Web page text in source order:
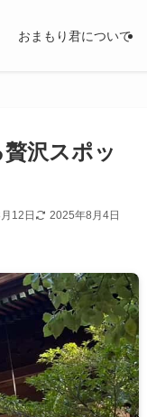
おまもり君について
沢スポッ
12日
2025年8月4日